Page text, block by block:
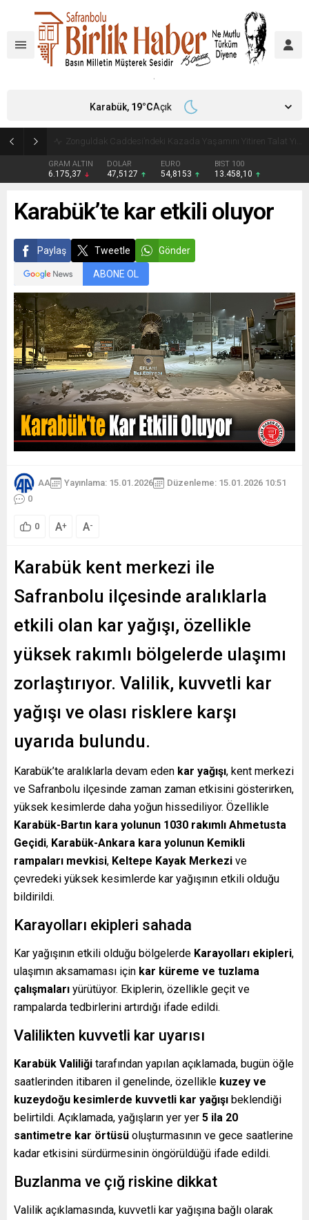
GRAM ALTIN
6.175,37
DOLAR
47,5127
EURO
54,8153
BIST 100
13.458,10
Karabük, 19°CAçık
Karabük’te kar etkili oluyor
Paylaş Tweetle Gönder
ABONE OL
AA Yayınlama: 15.01.2026
Düzenleme: 15.01.2026 10:51
0
0 A+ A-
Karabük kent merkezi ile
Safranbolu ilçesinde aralıklarla
etkili olan kar yağışı, özellikle
yüksek rakımlı bölgelerde ulaşımı
zorlaştırıyor. Valilik, kuvvetli kar
yağışı ve olası risklere karşı
uyarıda bulundu.
Karabük’te aralıklarla devam eden kar yağışı, kent merkezi
ve Safranbolu ilçesinde zaman zaman etkisini gösterirken,
yüksek kesimlerde daha yoğun hissediliyor. Özellikle
Karabük-Bartın kara yolunun 1030 rakımlı Ahmetusta
Geçidi, Karabük-Ankara kara yolunun Kemikli
rampaları mevkisi, Keltepe Kayak Merkezi ve
çevredeki yüksek kesimlerde kar yağışının etkili olduğu
bildirildi.
Karayolları ekipleri sahada
Kar yağışının etkili olduğu bölgelerde Karayolları ekipleri,
ulaşımın aksamaması için kar küreme ve tuzlama
çalışmaları yürütüyor. Ekiplerin, özellikle geçit ve
rampalarda tedbirlerini artırdığı ifade edildi.
Valilikten kuvvetli kar uyarısı
Karabük Valiliği tarafından yapılan açıklamada, bugün öğle
saatlerinden itibaren il genelinde, özellikle kuzey ve
kuzeydoğu kesimlerde kuvvetli kar yağışı beklendiği
belirtildi. Açıklamada, yağışların yer yer 5 ila 20
santimetre kar örtüsü oluşturmasının ve gece saatlerine
kadar etkisini sürdürmesinin öngörüldüğü ifade edildi.
Buzlanma ve çığ riskine dikkat
Valilik açıklamasında, kuvvetli kar yağışına bağlı olarak